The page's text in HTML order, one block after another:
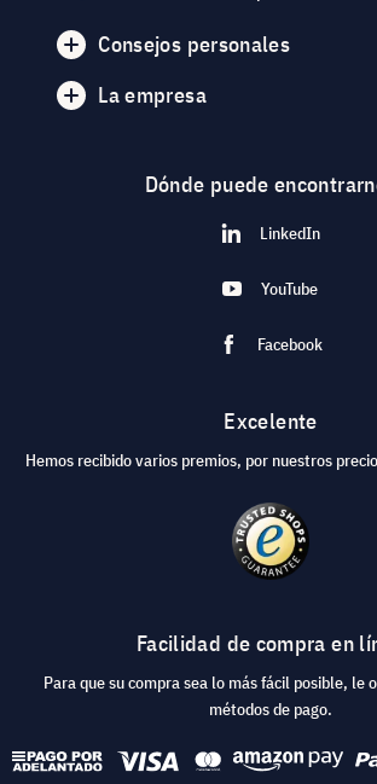
Consejos personales
La empresa
Dónde puede
LinkedIn
YouTube
Facebook
Excelente
Hemos recibido varios premios, por nuestros
Facilidad de compra en
Para que su compra sea lo más fácil posible, le
métodos de pago.